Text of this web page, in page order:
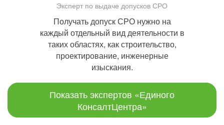
Эксперт по выдаче допусков СРО
Получать допуск СРО нужно на
каждый отдельный вид деятельности в
таких областях, как строительство,
проектирование, инженерные
изыскания.
Показать экспертов «Единого
КонсалтЦентра»